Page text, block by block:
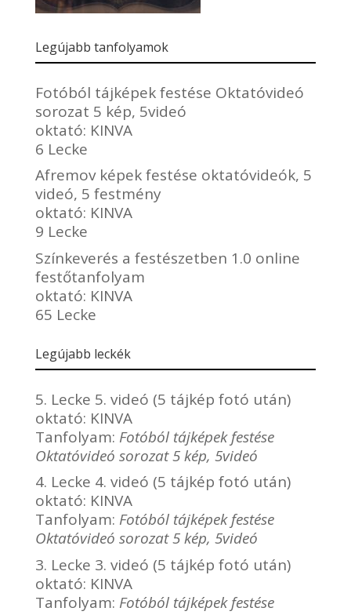
Legújabb tanfolyamok
Fotóból tájképek festése Oktatóvideó
sorozat 5 kép, 5videó
oktató: KINVA
6 Lecke
Afremov képek festése oktatóvideók, 5
videó, 5 festmény
oktató: KINVA
9 Lecke
Színkeverés a festészetben 1.0 online
festőtanfolyam
oktató: KINVA
65 Lecke
Legújabb leckék
5. Lecke 5. videó (5 tájkép fotó után)
oktató: KINVA
Tanfolyam: Fotóból tájképek festése
Oktatóvideó sorozat 5 kép, 5videó
4. Lecke 4. videó (5 tájkép fotó után)
oktató: KINVA
Tanfolyam: Fotóból tájképek festése
Oktatóvideó sorozat 5 kép, 5videó
3. Lecke 3. videó (5 tájkép fotó után)
oktató: KINVA
Tanfolyam: Fotóból tájképek festése